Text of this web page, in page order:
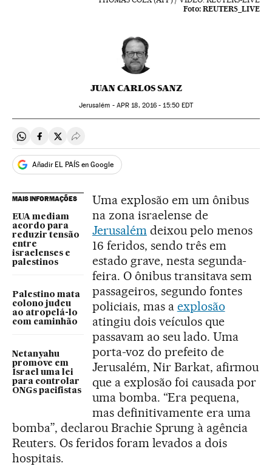
Foto: REUTERS_LIVE
JUAN CARLOS SANZ
Jerusalém - APR 18, 2016 - 15:50EDT
Compartir en Whatsapp
Compartir en Facebook
Compartir en Twitter
Desplegar Redes Sociales
Añadir EL PAÍS en Google
MAIS INFORMAÇÕES
EUA mediam
acordo para
reduzir tensão
entre
israelenses e
palestinos
Palestino mata
colono judeu
ao atropelá-lo
com caminhão
Netanyahu
promove em
Israel uma lei
para controlar
ONGs pacifistas
Uma explosão em um ônibus
na zona israelense de
Jerusalémdeixou pelo menos
16 feridos, sendo três em
estado grave, nesta segunda-
feira. O ônibus transitava sem
passageiros, segundo fontes
policiais, mas a explosão
atingiu dois veículos que
passavam ao seu lado. Uma
porta-voz do prefeito de
Jerusalém, Nir Barkat, afirmou
que a explosão foi causada por
uma bomba. “Era pequena,
mas definitivamente era uma
bomba”, declarou Brachie Sprung à agência
Reuters. Os feridos foram levados a dois
hospitais.